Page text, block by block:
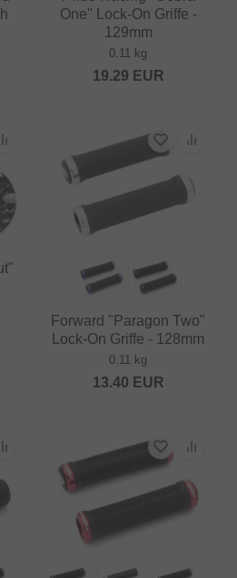
One" Lock-On Griffe -
129mm
0.11 kg
19.29 EUR
Forward "Paragon Two"
Lock-On Griffe - 128mm
0.11 kg
13.40 EUR